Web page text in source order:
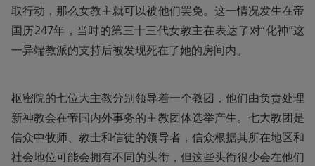
取行动，那么女教主就可以被他们罢免。这一情况发生在帝
国历247年，当时的第三十三代女教主在表达了对“化神”这
一异端教派的支持后被发现死在了她的房间内。
枢密院的七位大主教分别领导着一个教团，他们由负责处理
新神教会在帝国内外事务的主教团体选举产生。七大教团是
信众中牧师、教士和信徒的领导者，信众根据其所在地区和
社会地位可能会拥有不同的头衔，但这些头衔很少会在他们